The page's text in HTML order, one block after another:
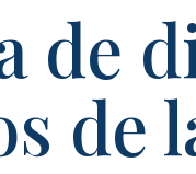
de
de